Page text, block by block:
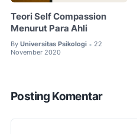
Teori Self Compassion
Menurut Para Ahli
By Universitas Psikologi • 22
November 2020
Posting Komentar